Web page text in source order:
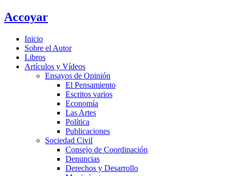
Ir
al
Accoyar
Inicio
Sobre el Autor
Libros
Artículos y Vídeos
Ensayos de Opinión
El Pensamiento
Escritos varios
Economía
Las Artes
Política
Publicaciones
Sociedad Civil
Consejo de Coordinación
Denuncias
Derechos y Desarrollo